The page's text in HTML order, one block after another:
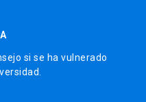
si se ha vulnerado